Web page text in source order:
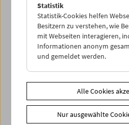
PROGRAMM ÜBERBLICK
Share on
Statistik
Statistik-Cookies helfen
Besitzern zu verstehen, wie
mit Webseiten interagieren,
Informationen anonym
und gemeldet werden.
Alle Cookies
Nur ausgewählte